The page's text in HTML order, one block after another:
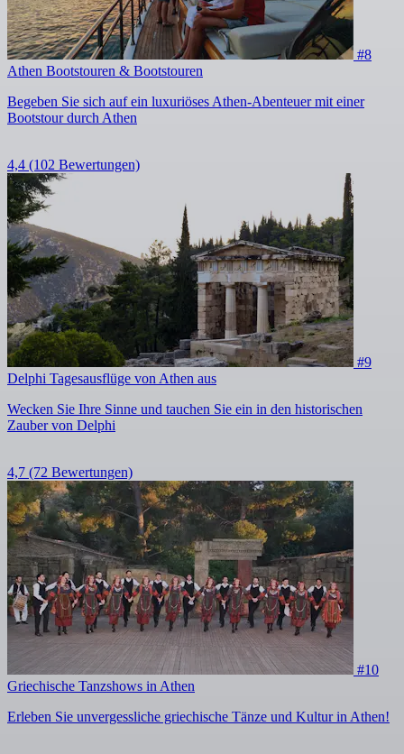
#8
Athen Bootstouren & Bootstouren
Begeben Sie sich auf ein luxuriöses Athen-Abenteuer mit einer
Bootstour durch Athen
4,4 (102 Bewertungen)
#9
Delphi Tagesausflüge von Athen aus
Wecken Sie Ihre Sinne und tauchen Sie ein in den historischen
Zauber von Delphi
4,7 (72 Bewertungen)
#10
Griechische Tanzshows in Athen
Erleben Sie unvergessliche griechische Tänze und Kultur in Athen!